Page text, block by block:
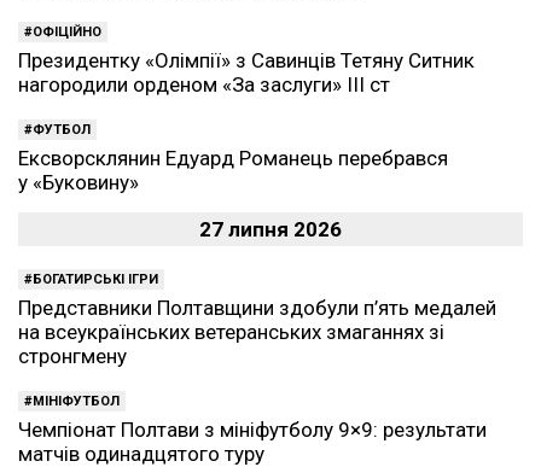
ОФІЦІЙНО
Президентку «Олімпії» з Савинців Тетяну Ситник
нагородили орденом «За заслуги» ІІІ ст
ФУТБОЛ
Ексворсклянин Едуард Романець перебрався
у «Буковину»
27 липня 2026
БОГАТИРСЬКІ ІГРИ
Представники Полтавщини здобули п’ять медалей
на всеукраїнських ветеранських змаганнях зі
стронгмену
МІНІФУТБОЛ
Чемпіонат Полтави з мініфутболу 9×9: результати
матчів одинадцятого туру